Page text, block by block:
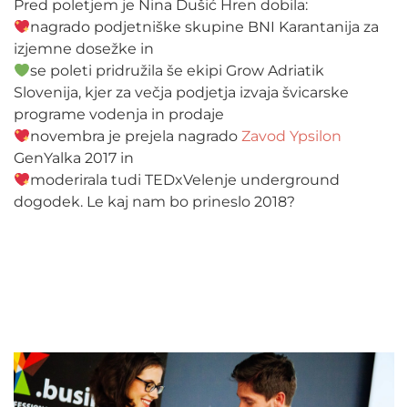
Pred poletjem je Nina Dušić Hren dobila:
nagrado podjetniške skupine BNI Karantanija za
izjemne dosežke in
se poleti pridružila še ekipi Grow Adriatik
Slovenija, kjer za večja podjetja izvaja švicarske
programe vodenja in prodaje
novembra je prejela nagradoZavod Ypsilon
GenYalka 2017 in
moderirala tudi TEDxVelenje underground
dogodek. Le kaj nam bo prineslo 2018?